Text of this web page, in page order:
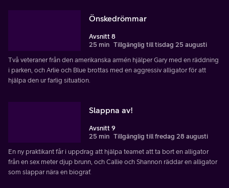
Önskedrömmar
Avsnitt 8
25 min Tillgänglig till tisdag 25 augusti
Två veteraner från den amerikanska armén hjälper Gary med en räddning
i parken, och Arlie och Blue brottas med en aggressiv alligator för att
hjälpa den ur farlig situation.
Slappna av!
Avsnitt 9
25 min Tillgänglig till fredag 28 augusti
En ny praktikant får i uppdrag att hjälpa teamet att ta bort en alligator
från en sex meter djup brunn, och Callie och Shannon räddar en alligator
som slappar nära en biograf.